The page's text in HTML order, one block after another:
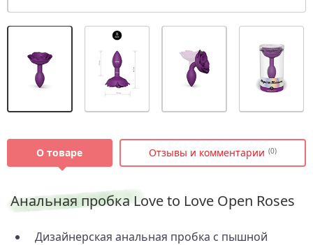
О товаре Отзывы и комментарии (0)
Анальная пробка Love to Love Open Roses
Дизайнерская анальная пробка с пышной